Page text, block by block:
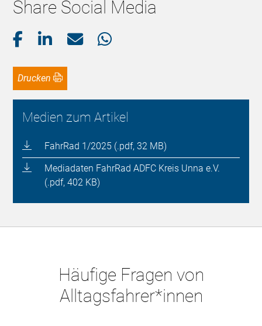
Share Social Media
Drucken
Medien zum Artikel
FahrRad 1/2025 (.pdf, 32 MB)
Mediadaten FahrRad ADFC Kreis Unna e.V.
(.pdf, 402 KB)
Häufige Fragen von
Alltagsfahrer*innen